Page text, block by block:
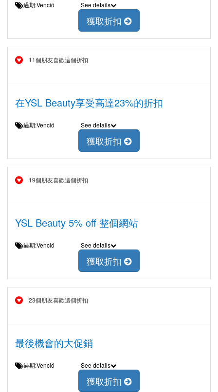
過期:Venció See details
獲取折扣
11個朋友喜歡這個折扣
在YSL Beauty享受高達23%的折扣
過期:Venció See details
獲取折扣
19個朋友喜歡這個折扣
YSL Beauty 5% off 整個網站
過期:Venció See details
獲取折扣
23個朋友喜歡這個折扣
最後機會的大促銷
過期:Venció See details
獲取折扣